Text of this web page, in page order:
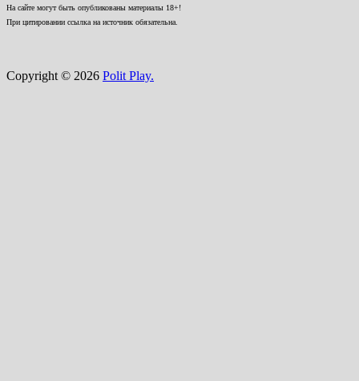
На сайте могут быть опубликованы материалы 18+!
При цитировании ссылка на источник обязательна.
Copyright © 2026 Polit Play.